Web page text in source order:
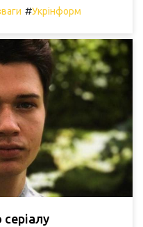
#Укрінформ